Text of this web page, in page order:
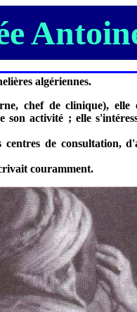
algériennes.
chef de clinique),
son activité ; elle
centres de consultation,
couramment.